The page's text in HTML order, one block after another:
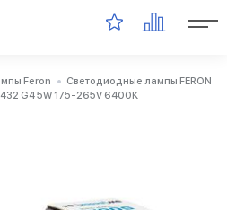
Feron
Светодиодные лампы FERON
G4 5W 175-265V 6400K